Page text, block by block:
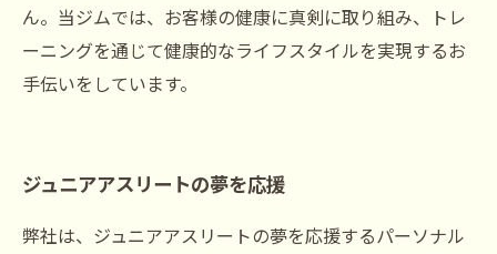
ん。当ジムでは、お客様の健康に真剣に取り組み、トレ
ーニングを通じて健康的なライフスタイルを実現するお
手伝いをしています。
ジュニアアスリートの夢を応援
弊社は、ジュニアアスリートの夢を応援するパーソナル